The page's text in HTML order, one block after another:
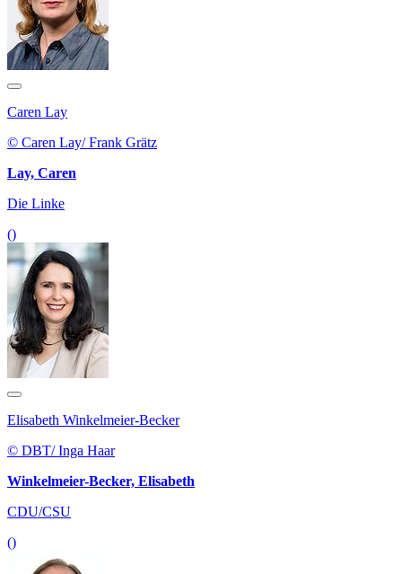
Caren Lay
© Caren Lay/ Frank Grätz
Lay, Caren
Die Linke
()
Elisabeth Winkelmeier-Becker
© DBT/ Inga Haar
Winkelmeier-Becker, Elisabeth
CDU/CSU
()